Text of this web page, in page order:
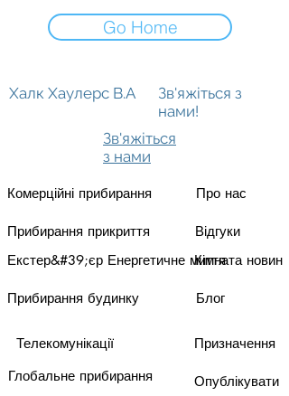
Go Home
Халк Хаулерс В.А
Зв'яжіться з
нами!
Зв'яжіться
з нами
Комерційні прибирання
Прибирання прикриття
Екстер&#39;єр Енергетичне миття
Прибирання будинку
Телекомунікації
Глобальне прибирання
Про нас
Відгуки
Кімната новин
Блог
Призначення
Опублікувати